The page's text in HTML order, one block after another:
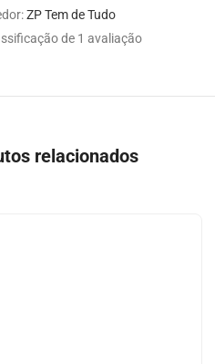
ZP Tem de Tudo
de 1 avaliação
relacionados